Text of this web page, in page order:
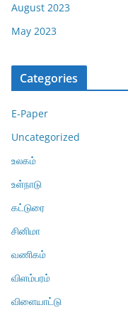
August 2023
May 2023
Categories
E-Paper
Uncategorized
உலகம்
உள்நாடு
கட்டுரை
சினிமா
வணிகம்
விளம்பரம்
விளையாட்டு